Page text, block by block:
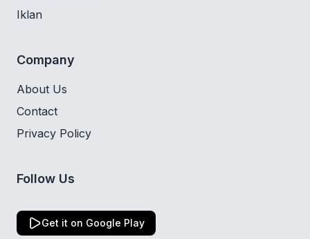
Iklan
Company
About Us
Contact
Privacy Policy
Follow Us
Get it on Google Play